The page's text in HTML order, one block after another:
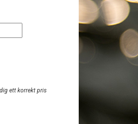
ett korrekt pris